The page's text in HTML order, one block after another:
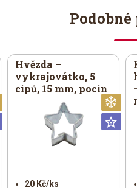
Hvězda –
vykrajovátko, 5
cípů, 15 mm, pocín
20 Kč/ks
Universální